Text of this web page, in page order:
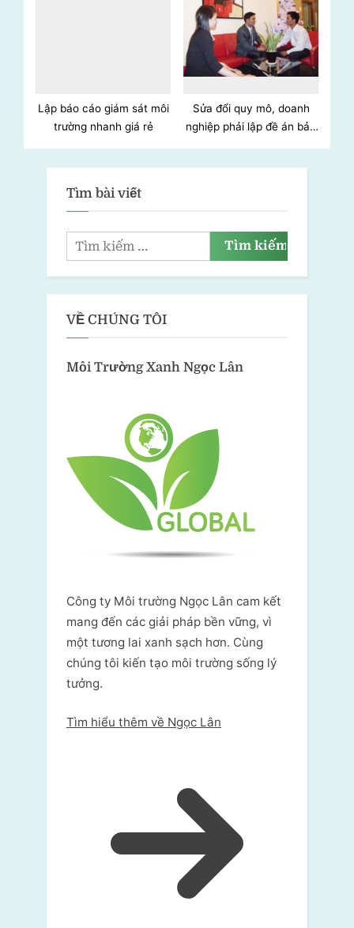
Lập báo cáo giám sát môi
trường nhanh giá rẻ
Sửa đổi quy mô, doanh
nghiệp phải lập đề án bảo
Tìm bài viết
VỀ CHÚNG TÔI
Môi Trường Xanh Ngọc Lân
Công ty Môi trường Ngọc Lân cam kết
mang đến các giải pháp bền vững, vì
một tương lai xanh sạch hơn. Cùng
chúng tôi kiến tạo môi trường sống lý
tưởng.
Tìm hiểu thêm về Ngọc Lân